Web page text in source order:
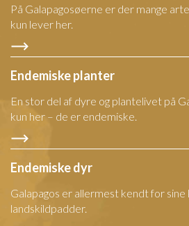
På Galapagosøerne er der mange
kun lever her.
Endemiske planter
En stor del af dyre og plantelivet på
kun her – de er endemiske.
Endemiske dyr
Galapagos er allermest kendt for
landskildpadder.